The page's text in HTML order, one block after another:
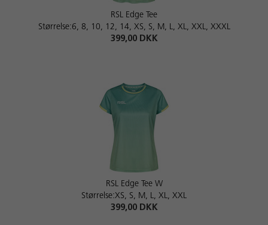
RSL Edge Tee
Størrelse:6, 8, 10, 12, 14, XS, S, M, L, XL, XXL, XXXL
399,00 DKK
RSL Edge Tee W
Størrelse:XS, S, M, L, XL, XXL
399,00 DKK